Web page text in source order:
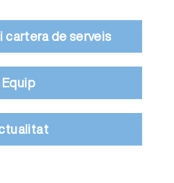
cartera de serveis
Equip